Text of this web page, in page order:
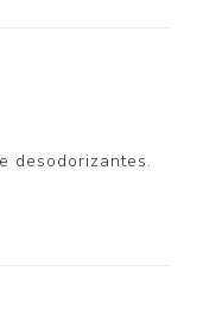
desodorizantes.